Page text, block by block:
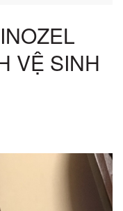
VỆ SINH